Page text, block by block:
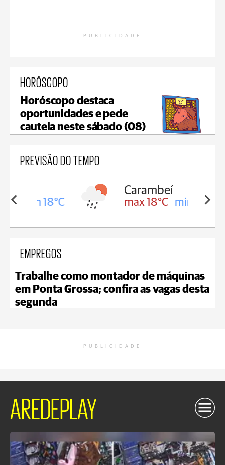
PUBLICIDADE
HORÓSCOPO
Horóscopo destaca
oportunidades e pede
cautela neste sábado (08)
PREVISÃO DO TEMPO
18°C
Carambeí
max 18°C min 17°C
EMPREGOS
Trabalhe como montador de máquinas
em Ponta Grossa; confira as vagas desta
segunda
PUBLICIDADE
AREDEPLAY